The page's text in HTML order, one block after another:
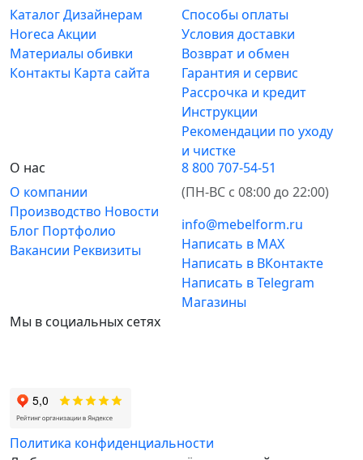
КаталогДизайнерам
Horeca Акции
Материалы обивки
Контакты Карта сайта
Способы оплаты
Условия доставки
Возврат и обмен
Гарантия и сервис
Рассрочка и кредит
Инструкции
Рекомендации по уходу
и чистке
О нас
О компании
Производство Новости
Блог Портфолио
Вакансии Реквизиты
8 800 707-54-51
(ПН-ВС с 08:00 до 22:00)
info@mebelform.ru
Написать в MAX
Написать в ВКонтакте
Написать в Telegram
Магазины
Мы в социальных сетях
Политика конфиденциальности